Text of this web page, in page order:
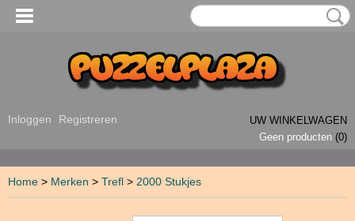
Inloggen Registreren
UW WINKELWAGEN
Geen producten (0)
Home > Merken > Trefl > 2000 Stukjes